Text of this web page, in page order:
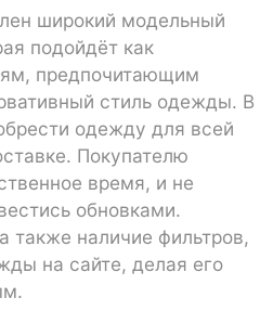
широкий модельный
подойдёт как
предпочитающим
стиль одежды. В
одежду для всей
Покупателю
время, и не
обновками.
также наличие фильтров,
на сайте, делая его